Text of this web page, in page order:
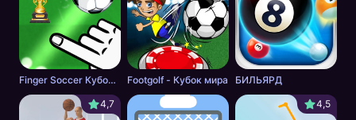
Finger Soccer Кубок мира Footgolf - Кубок мира
БИЛЬЯРД
4,7
4,5